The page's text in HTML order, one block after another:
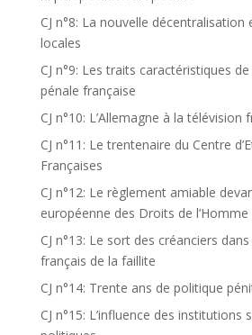
CJ n°8: La nouvelle décentralisation
locales
CJ n°9: Les traits caractéristiques
pénale française
CJ n°10: L’Allemagne à la télévision
CJ n°11: Le trentenaire du Centre
Françaises
CJ n°12: Le règlement amiable
européenne des Droits de l’Homme
CJ n°13: Le sort des créanciers
français de la faillite
CJ n°14: Trente ans de politique
CJ n°15: L’influence des institutions